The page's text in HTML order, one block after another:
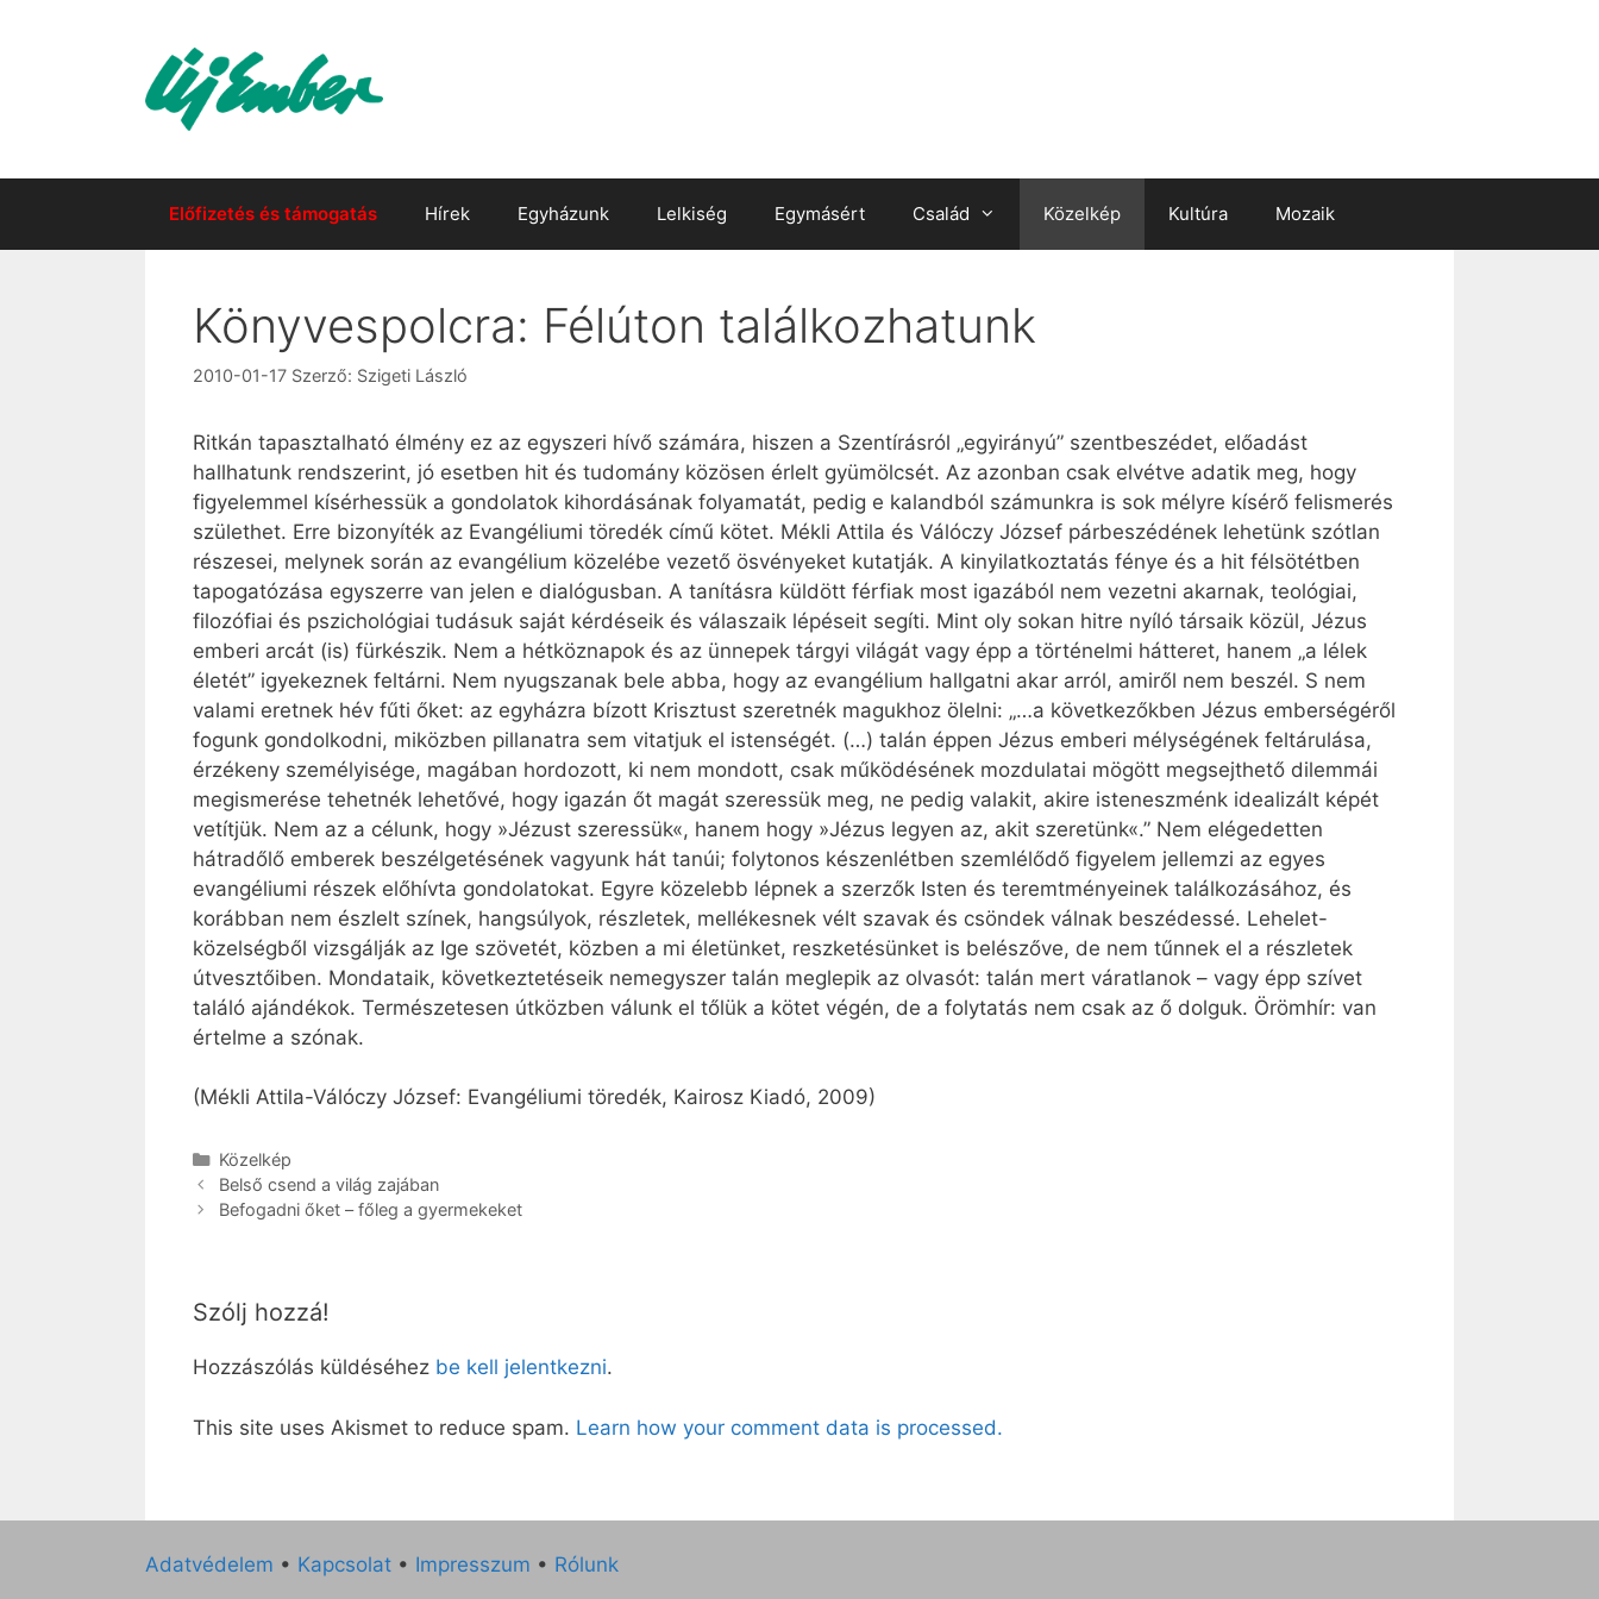
Előfizetés és támogatás Hírek Egyházunk Lelkiség Egymásért Család Közelkép Kultúra Mozaik
Könyvespolcra: Félúton találkozhatunk
2010-01-17 Szerző: Szigeti László
Ritkán tapasztalható élmény ez az egyszeri hívő számára, hiszen a Szentírásról „egyirányú” szentbeszédet, előadást
hallhatunk rendszerint, jó esetben hit és tudomány közösen érlelt gyümölcsét. Az azonban csak elvétve adatik meg, hogy
figyelemmel kísérhessük a gondolatok kihordásának folyamatát, pedig e kalandból számunkra is sok mélyre kísérő felismerés
születhet. Erre bizonyíték az Evangéliumi töredék című kötet. Mékli Attila és Válóczy József párbeszédének lehetünk szótlan
részesei, melynek során az evangélium közelébe vezető ösvényeket kutatják. A kinyilatkoztatás fénye és a hit félsötétben
tapogatózása egyszerre van jelen e dialógusban. A tanításra küldött férfiak most igazából nem vezetni akarnak, teológiai,
filozófiai és pszichológiai tudásuk saját kérdéseik és válaszaik lépéseit segíti. Mint oly sokan hitre nyíló társaik közül, Jézus
emberi arcát (is) fürkészik. Nem a hétköznapok és az ünnepek tárgyi világát vagy épp a történelmi hátteret, hanem „a lélek
életét” igyekeznek feltárni. Nem nyugszanak bele abba, hogy az evangélium hallgatni akar arról, amiről nem beszél. S nem
valami eretnek hév fűti őket: az egyházra bízott Krisztust szeretnék magukhoz ölelni: „…a következőkben Jézus emberségéről
fogunk gondolkodni, miközben pillanatra sem vitatjuk el istenségét. (…) talán éppen Jézus emberi mélységének feltárulása,
érzékeny személyisége, magában hordozott, ki nem mondott, csak működésének mozdulatai mögött megsejthető dilemmái
megismerése tehetnék lehetővé, hogy igazán őt magát szeressük meg, ne pedig valakit, akire isteneszménk idealizált képét
vetítjük. Nem az a célunk, hogy »Jézust szeressük«, hanem hogy »Jézus legyen az, akit szeretünk«.” Nem elégedetten
hátradőlő emberek beszélgetésének vagyunk hát tanúi; folytonos készenlétben szemlélődő figyelem jellemzi az egyes
evangéliumi részek előhívta gondolatokat. Egyre közelebb lépnek a szerzők Isten és teremtményeinek találkozásához, és
korábban nem észlelt színek, hangsúlyok, részletek, mellékesnek vélt szavak és csöndek válnak beszédessé. Lehelet-
közelségből vizsgálják az Ige szövetét, közben a mi életünket, reszketésünket is belészőve, de nem tűnnek el a részletek
útvesztőiben. Mondataik, következtetéseik nemegyszer talán meglepik az olvasót: talán mert váratlanok – vagy épp szívet
találó ajándékok. Természetesen útközben válunk el tőlük a kötet végén, de a folytatás nem csak az ő dolguk. Örömhír: van
értelme a szónak.
(Mékli Attila-Válóczy József: Evangéliumi töredék, Kairosz Kiadó, 2009)
Kategória
Közelkép
Belső csend a világ zajában
Befogadni őket – főleg a gyermekeket
Szólj hozzá!
Hozzászólás küldéséhez be kell jelentkezni.
This site uses Akismet to reduce spam. Learn how your comment data is processed.
Adatvédelem • Kapcsolat • Impresszum • Rólunk